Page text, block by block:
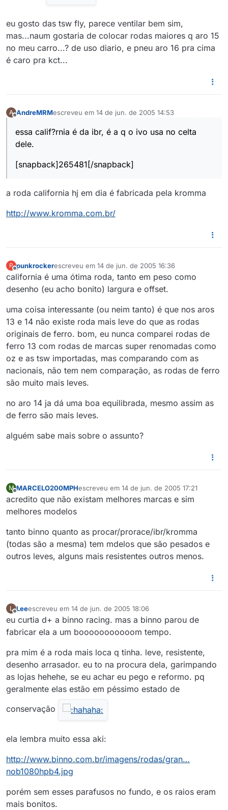
eu gosto das tsw fly, parece ventilar bem sim,
mas...naum gostaria de colocar rodas maiores q aro 15
no meu carro...? de uso diario, e pneu aro 16 pra cima
é caro pra kct...
A AndreMRMescreveu em 14 de jun. de 2005 14:53
última edição por
essa calif?rnia é da ibr, é a q o ivo usa no celta
dele.
[snapback]265481[/snapback]
a roda california hj em dia é fabricada pela kromma
http://www.kromma.com.br/
P
Offline
punkrockerescreveu em 14 de jun. de 2005 16:36
última edição por
california é uma ótima roda, tanto em peso como
desenho (eu acho bonito) largura e offset.
uma coisa interessante (ou neim tanto) é que nos aros
13 e 14 não existe roda mais leve do que as rodas
originais de ferro. bom, eu nunca comparei rodas de
ferro 13 com rodas de marcas super renomadas como
oz e as tsw importadas, mas comparando com as
nacionais, não tem nem comparação, as rodas de ferro
são muito mais leves.
no aro 14 ja dá uma boa equilibrada, mesmo assim as
de ferro são mais leves.
alguém sabe mais sobre o assunto?
M
Offline
MARCELO200MPHescreveu em 14 de jun. de 2005 17:21
última edição por
acredito que não existam melhores marcas e sim
melhores modelos
tanto binno quanto as procar/prorace/ibr/kromma
(todas são a mesma) tem mdelos que são pesados e
outros leves, alguns mais resistentes outros menos.
L
Offline
Leeescreveu em 14 de jun. de 2005 18:06
última edição por
eu curtia d+ a binno racing. mas a binno parou de
fabricar ela a um booooooooooom tempo.
pra mim é a roda mais loca q tinha. leve, resistente,
desenho arrasador. eu to na procura dela, garimpando
as lojas hehehe, se eu achar eu pego e reformo. pq
geralmente elas estão em péssimo estado de
conservação
ela lembra muito essa aki:
http://www.binno.com.br/imagens/rodas/gran…
nob1080hpb4.jpg
porém sem esses parafusos no fundo, e os raios eram
mais bonitos.